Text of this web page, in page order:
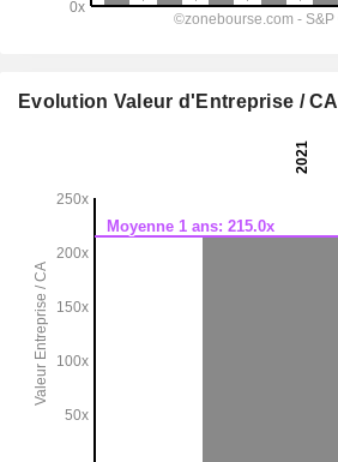
Evolution Valeur d'Entreprise / CA